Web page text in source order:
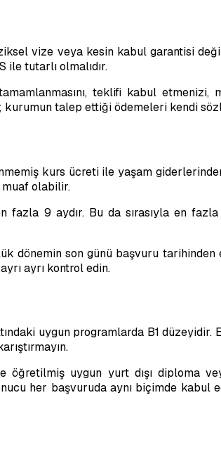
vize veya kesin kabul garantisi
tutarlı olmalıdır.
teklifi kabul
talep ettiği ödemeleri kendi
kurs ücreti ile yaşam
olabilir.
fazla 9 aydır. Bu da sırasıyla en
son günü başvuru tarihinden
ayrı kontrol edin.
uygun programlarda B1
uygun yurt dışı diploma
her başvuruda aynı biçimde kabul